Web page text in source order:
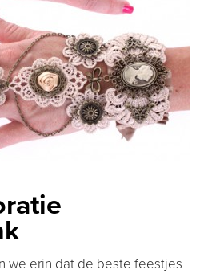
we erin dat de beste feestjes